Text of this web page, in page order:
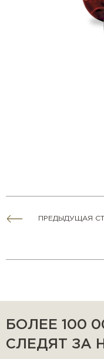
ПРЕДЫДУЩАЯ
БОЛЕЕ 100
СЛЕДЯТ ЗА